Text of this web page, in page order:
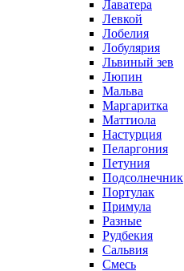
Лаватера
Левкой
Лобелия
Лобулярия
Львиный зев
Люпин
Мальва
Маргаритка
Маттиола
Настурция
Пеларгония
Петуния
Подсолнечник
Портулак
Примула
Разные
Рудбекия
Сальвия
Смесь